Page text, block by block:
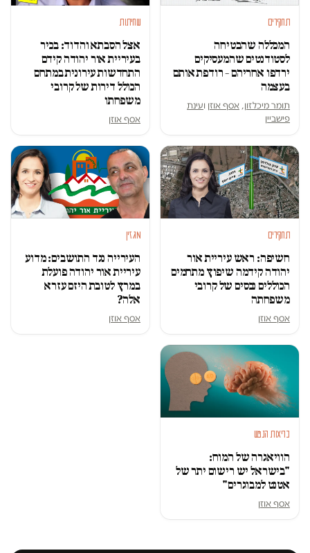
תחקירים
המכללה שהבטיחה
לסטודנטים שהמעסיקים
ירדפו אחריהם – רודפת אותם
בעצמה
תומר מיכלזון, אסף אוזן ועינת
פישביין
שחיתות
אצל הסבתא והדוד: בכיר
בעיריית אור יהודה קידם
התחדשות עירונית במתחם
הכולל דירות של קרובי
משפחתו
אסף אוזן
תחקירים
חשיפה: ראש עיריית אור
יהודה קידמה שיפוץ מתחמים
הכוללים נכסים של קרובי
משפחתה
אסף אוזן
מגזין
העירייה נגד התושבים: מדוע
עיריית אור יהודה פועלת
במרץ לטובת היזם עזרא
אלה?
אסף אוזן
בריאות הנפש
הוויאגרה של המוח:
"בישראל יש רישום יתר של
אטנט למבוגרים"
אסף אוזן